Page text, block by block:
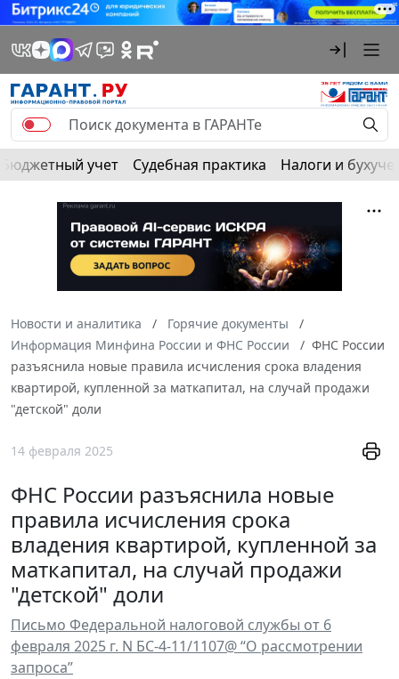
Бюджетный учет Судебная практика Налоги и
Новости и аналитика
Горячие документы
Информация Минфина России и ФНС России
ФНС России
разъяснила новые правила исчисления срока владения
квартирой, купленной за маткапитал, на случай продажи
"детской" доли
14 февраля 2025
ФНС России разъяснила новые
правила исчисления срока
владения квартирой, купленной за
маткапитал, на случай продажи
"детской" доли
Письмо Федеральной налоговой службы от 6
февраля 2025 г. N БС-4-11/1107@ “О рассмотрении
запроса”